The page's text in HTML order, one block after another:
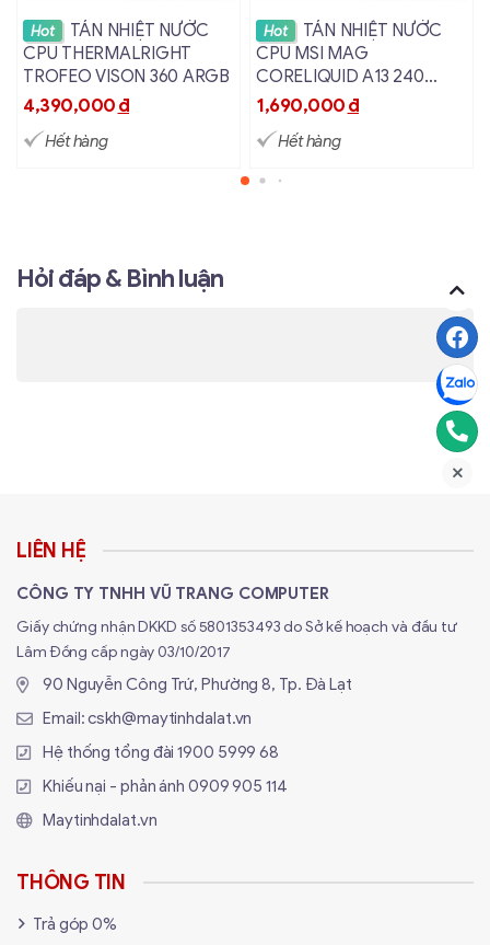
Xem chi tiết
Hot
TẢN NHIỆT NƯỚC
CPU THERMALRIGHT
TROFEO VISON 360 ARGB
4,390,000đ
Hết hàng
Xem chi tiết
Hot
TẢN NHIỆT NƯỚC
CPU MSI MAG
CORELIQUID A13 240
ARGB MÀU ĐEN
1,690,000đ
Hết hàng
Hỏi đáp & Bình luận
LIÊN HỆ
CÔNG TY TNHH VŨ TRANG COMPUTER
Giấy chứng nhận DKKD số 5801353493 do Sở kế hoạch và đầu tư
Lâm Đồng cấp ngày 03/10/2017
90 Nguyễn Công Trứ, Phường 8, Tp. Đà Lạt
Email:cskh@maytinhdalat.vn
Hệ thống tổng đài1900 5999 68
Khiếu nại - phản ánh 0909 905 114
Maytinhdalat.vn
THÔNG TIN
Trả góp 0%